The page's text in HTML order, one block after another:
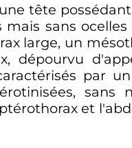
tête
sans ocelles
large, un
dépourvu
par
sans
et